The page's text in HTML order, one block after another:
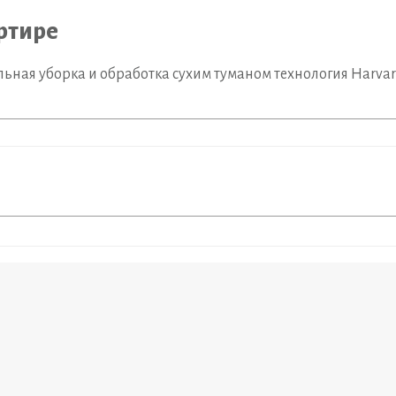
уборка и обработка сухим туманом технология